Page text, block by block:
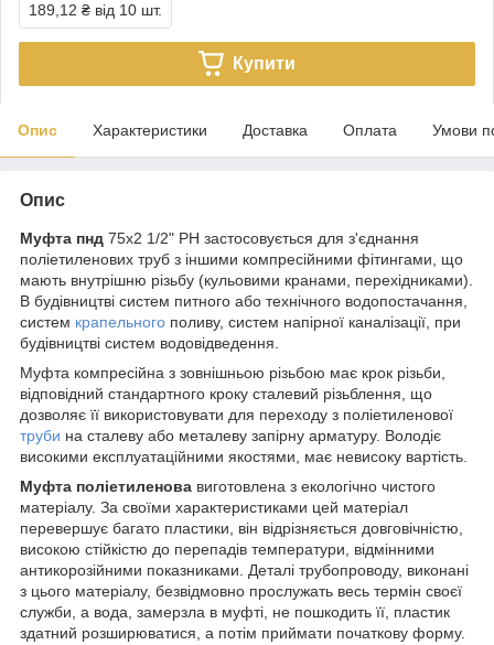
189,12 ₴ від 10 шт.
Купити
Опис Характеристики Доставка Оплата Умови
Опис
Муфта пнд 75х2 1/2" РН застосовується для з'єднання
поліетиленових труб з іншими компресійними фітингами, що
мають внутрішню різьбу (кульовими кранами, перехідниками).
В будівництві систем питного або технічного водопостачання,
систем крапельного поливу, систем напірної каналізації, при
будівництві систем водовідведення.
Муфта компресійна з зовнішньою різьбою має крок різьби,
відповідний стандартного кроку сталевий різьблення, що
дозволяє її використовувати для переходу з поліетиленової
труби на сталеву або металеву запірну арматуру. Володіє
високими експлуатаційними якостями, має невисоку вартість.
Муфта поліетиленова виготовлена з екологічно чистого
матеріалу. За своїми характеристиками цей матеріал
перевершує багато пластики, він відрізняється довговічністю,
високою стійкістю до перепадів температури, відмінними
антикорозійними показниками. Деталі трубопроводу, виконані
з цього матеріалу, безвідмовно прослужать весь термін своєї
служби, а вода, замерзла в муфті, не пошкодить її, пластик
здатний розширюватися, а потім приймати початкову форму.